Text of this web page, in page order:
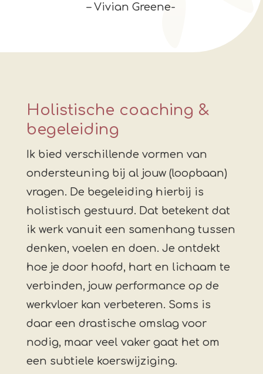
– Vivian Greene-
Holistische coaching &
begeleiding
Ik bied verschillende vormen van
ondersteuning bij al jouw (loopbaan)
vragen. De begeleiding hierbij is
holistisch gestuurd. Dat betekent dat
ik werk vanuit een samenhang tussen
denken, voelen en doen. Je ontdekt
hoe je door hoofd, hart en lichaam te
verbinden, jouw performance op de
werkvloer kan verbeteren. Soms is
daar een drastische omslag voor
nodig, maar veel vaker gaat het om
een subtiele koerswijziging.